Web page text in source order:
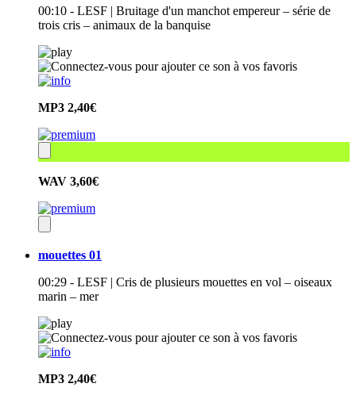
00:10 - LESF | Bruitage d'un manchot empereur – série de
trois cris – animaux de la banquise
MP3 2,40€
WAV 3,60€
mouettes 01
00:29 - LESF | Cris de plusieurs mouettes en vol – oiseaux
marin – mer
MP3 2,40€